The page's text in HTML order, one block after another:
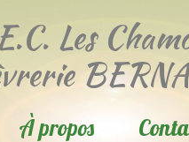
Les
À propos